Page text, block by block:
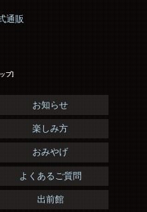
通販
プ]
お知らせ
楽しみ方
おみやげ
よくあるご質問
出前館